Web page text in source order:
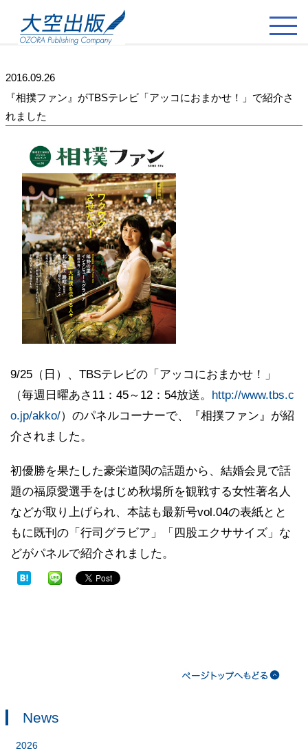
2016.09.26
『相撲ファン』がTBSテレビ「アッコにおまかせ！」で紹介さ
れました
9/25（日）、TBSテレビの「アッコにおまかせ！」
（毎週日曜あさ11：45～12：54放送。 http://www.tbs.c
o.jp/akko/）のパネルコーナーで、『相撲ファン』が紹
介されました。
初優勝を果たした豪栄道関の話題から、結婚会見で話
題の福原愛選手をはじめ秋場所を観戦する女性著名人
などが取り上げられ、本誌も最新号vol.04の表紙とと
もに既刊の「行司グラビア」「四股エクササイズ」な
どがパネルで紹介されました。
News
2026